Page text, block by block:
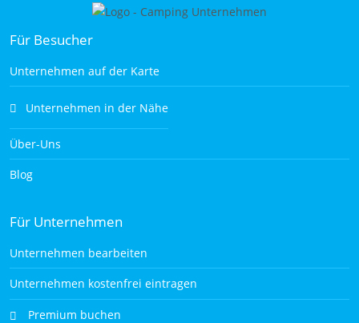
Für Besucher
Unternehmen auf der Karte
Unternehmen in der Nähe
Über-Uns
Blog
Für Unternehmen
Unternehmen bearbeiten
Unternehmen kostenfrei eintragen
Premium buchen